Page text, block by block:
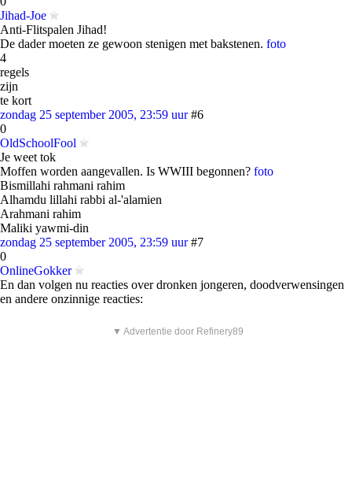
Jihad-Joe
Anti-Flitspalen Jihad!
De dader moeten ze gewoon stenigen met bakstenen. foto
4
regels
zijn
te kort
zondag 25 september 2005, 23:59 uur #6
0
OldSchoolFool
Je weet tok
Moffen worden aangevallen. Is WWIII begonnen? foto
Bismillahi rahmani rahim
Alhamdu lillahi rabbi al-'alamien
Arahmani rahim
Maliki yawmi-din
zondag 25 september 2005, 23:59 uur #7
0
OnlineGokker
En dan volgen nu reacties over dronken jongeren, doodverwensingen
en andere onzinnige reacties:
▼ Advertentie door Refinery89